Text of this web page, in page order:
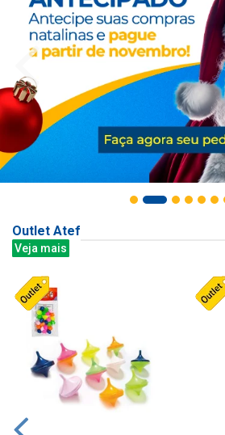
Outlet Atef
Veja mais